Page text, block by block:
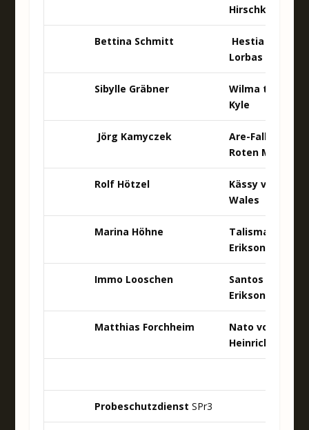
Hirschkanzel
Bettina Schmitt
Hestia von
Lorbas
Sibylle Gräbner
Wilma tom
Kyle
Jörg Kamyczek
Are-Falko vom
Roten Milan
Rolf Hötzel
Kässy von
Wales
Marina Höhne
Talisman von
Erikson
Immo Looschen
Santos von
Erikson
Matthias Forchheim
Nato von der
Heinrichsburg
Probeschutzdienst SPr3